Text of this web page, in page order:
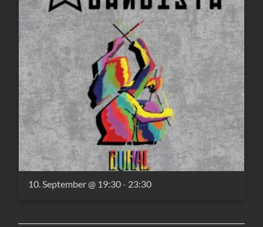
10. September @ 19:30- 23:30